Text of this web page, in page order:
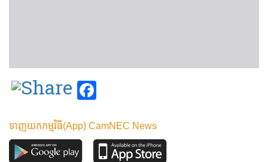
ទាញយកកម្មវិធី(App) CamNEC News